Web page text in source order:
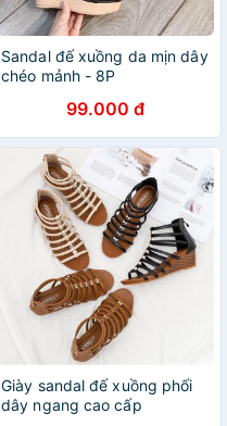
Sandal đế xuồng da mịn dây
chéo mảnh - 8P
99.000 đ
Giày sandal đế xuồng phối
dây ngang cao cấp